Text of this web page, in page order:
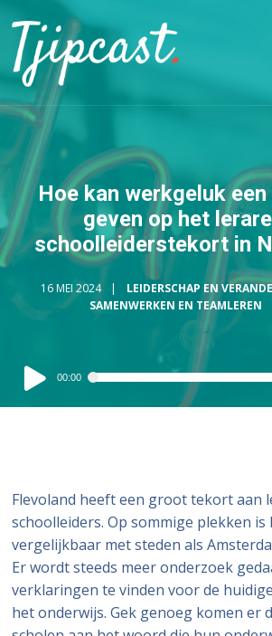
Hoe kan werkgeluk
geven op het
schoolleiderstekort in
16 MEI 2024 LEIDERSCHAP EN
SAMENWERKEN EN TEAMLEREN
Audiospeler
00:00
Flevoland heeft een groot tekort aan
schoolleiders. Op sommige plekken is
vergelijkbaar met steden als
Er wordt steeds meer onderzoek
verklaringen te vinden voor de
het onderwijs. Gek genoeg komen er